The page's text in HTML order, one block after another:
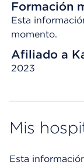
Formación
Esta
momento.
Afiliado a
2023
Mis
Esta